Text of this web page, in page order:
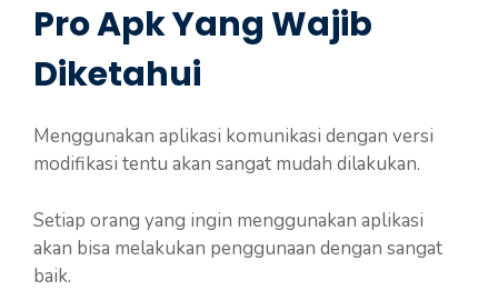
Pro Apk Yang Wajib
Diketahui
Menggunakan aplikasi komunikasi dengan versi
modifikasi tentu akan sangat mudah dilakukan.
Setiap orang yang ingin menggunakan aplikasi
akan bisa melakukan penggunaan dengan sangat
baik.